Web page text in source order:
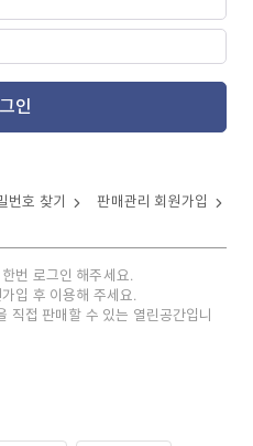
인
번호 찾기 판매관리 회원가입
번 로그인 해주세요.
입 후 이용해 주세요.
직접 판매할 수 있는 열린공간입니